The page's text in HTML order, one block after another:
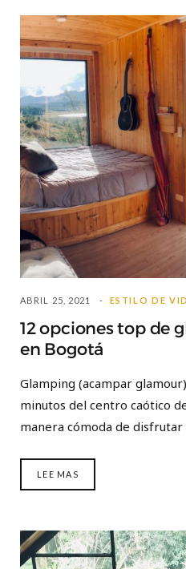
ABRIL 25, 2021 ESTILO DE
12 opciones top de
en Bogotá
Glamping (acampar
minutos del centro caótico
manera cómoda de
LEE MAS